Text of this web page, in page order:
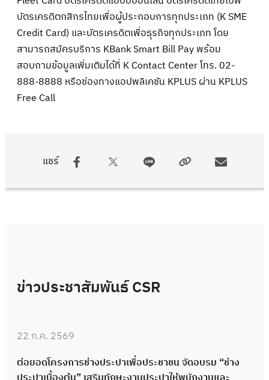
แชร์
บัตรเครดิตกสิกรไทยเพื่อผู้ประกอบการทุกประเภท (K SME
Credit Card) และบัตรเครดิตเพื่อธุรกิจทุกประเภท โดย
สามารถสมัครบริการ KBank Smart Bill Pay พร้อม
สอบถามข้อมูลเพิ่มเติมได้ที่ K Contact Center โทร. 02-
888-8888 หรือช่องทางแอปพลิเคชัน KPLUS ผ่าน KPLUS
Free Call
ข่าวประชาสัมพันธ์ CSR
22 ก.ค. 2569
ต่อยอดโครงการช่างประปาเพื่อประชาชน จัดอบรม “ช่าง